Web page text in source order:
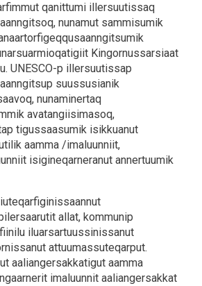
qanittumi illersuutissaq
nunamut sammisumik
Kingornussarsiaat
UNESCO-p illersuutissap
suussusianik
nunaminertaq
avatangiisimasoq,
tigussaasumik isikkuanut
aamma /imaluunniit,
isigineqarneranut annertuumik
allat, kommunip
iluarsartuussinissanut
attuumassuteqarput.
aaliangersakkatigut aamma
imaluunnit aaliangersakkat